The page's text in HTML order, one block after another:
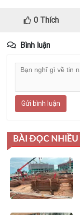
0Thích
Bình luận
Gửi bình luận
BÀI ĐỌC NHIỀU